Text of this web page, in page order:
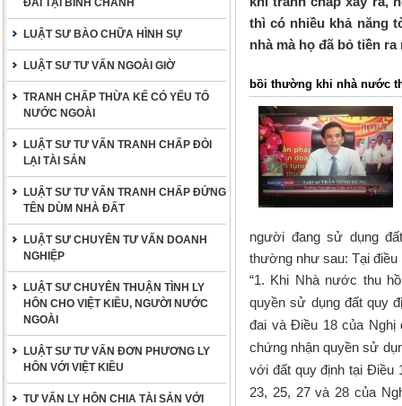
ĐAI TẠI BÌNH CHÁNH
LUẬT SƯ BÀO CHỮA HÌNH SỰ
LUẬT SƯ TƯ VẤN NGOÀI GIỜ
TRANH CHẤP THỪA KẾ CÓ YẾU TỐ
NƯỚC NGOÀI
LUẬT SƯ TƯ VẤN TRANH CHẤP ĐÒI
LẠI TÀI SẢN
LUẬT SƯ TƯ VẤN TRANH CHẤP ĐỨNG
TÊN DÙM NHÀ ĐẤT
LUẬT SƯ CHUYÊN TƯ VẤN DOANH
NGHIỆP
LUẬT SƯ CHUYÊN THUẬN TÌNH LY
HÔN CHO VIỆT KIỀU, NGƯỜI NƯỚC
NGOÀI
LUẬT SƯ TƯ VẤN ĐƠN PHƯƠNG LY
HÔN VỚI VIỆT KIỀU
TƯ VẤN LY HÔN CHIA TÀI SẢN VỚI
thì có nhiều khả năng
nhà mà họ đã bỏ tiền
bồi thường khi nhà nước
người đang sử dụng
thường như sau: Tại điều
“1. Khi Nhà nước thu
quyền sử dụng đất quy
đai và Điều 18 của Nghị
chứng nhận quyền sử
với đất quy định tại Điều
23, 25, 27 và 28 của